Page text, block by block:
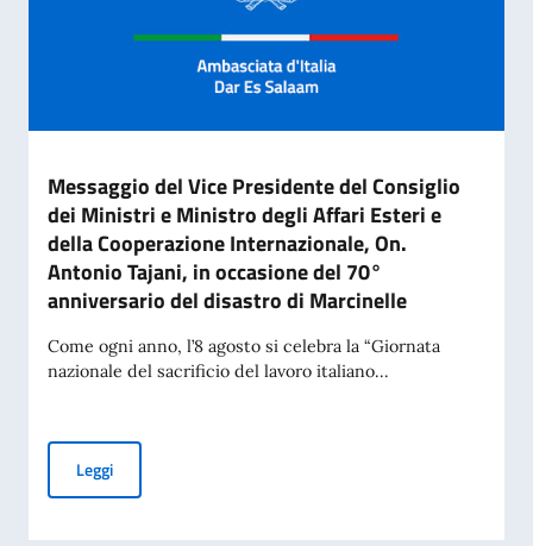
Messaggio del Vice Presidente del Consiglio
dei Ministri e Ministro degli Affari Esteri e
della Cooperazione Internazionale, On.
Antonio Tajani, in occasione del 70°
anniversario del disastro di Marcinelle
Come ogni anno, l’8 agosto si celebra la “Giornata
nazionale del sacrificio del lavoro italiano...
LeggiMessaggio del Vice Presidente del Consiglio dei Ministri e